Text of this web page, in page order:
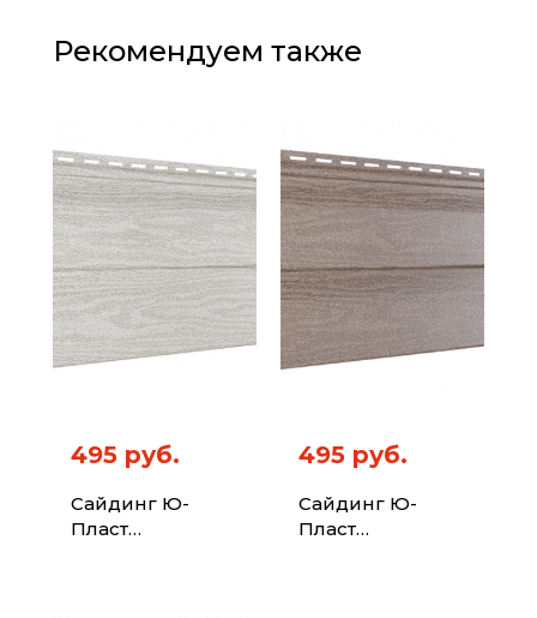
Рекомендуем также
495 руб.
Сайдинг Ю-
Пласт
495 руб.
Сайдинг Ю-
Пласт